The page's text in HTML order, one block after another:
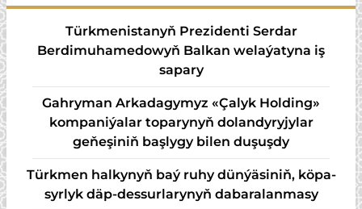
Türkmenistanyň Prezidenti Serdar
Berdimuhamedowyň Balkan welaýatyna iş
sapary
Gahryman Arkadagymyz «Çalyk Holding»
kompaniýalar toparynyň dolandyryjylar
geňeşiniň başlygy bilen duşuşdy
Türk­men hal­ky­nyň baý ru­hy dün­ýä­si­niň, kö­pa­
syr­lyk däp-des­sur­la­ry­nyň da­ba­ra­lan­ma­sy